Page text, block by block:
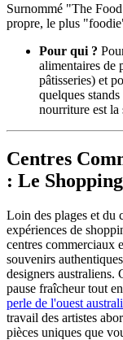
Surnommé "The
propre, le plus
Pour qui ?
alimentaires de
pâtisseries) et
quelques
nourriture est la
Centres
: Le
Loin des plages et du
expériences de
centres commerciaux
souvenirs
designers australiens.
pause fraîcheur tout
perle de l'ouest
travail des artistes
pièces uniques que